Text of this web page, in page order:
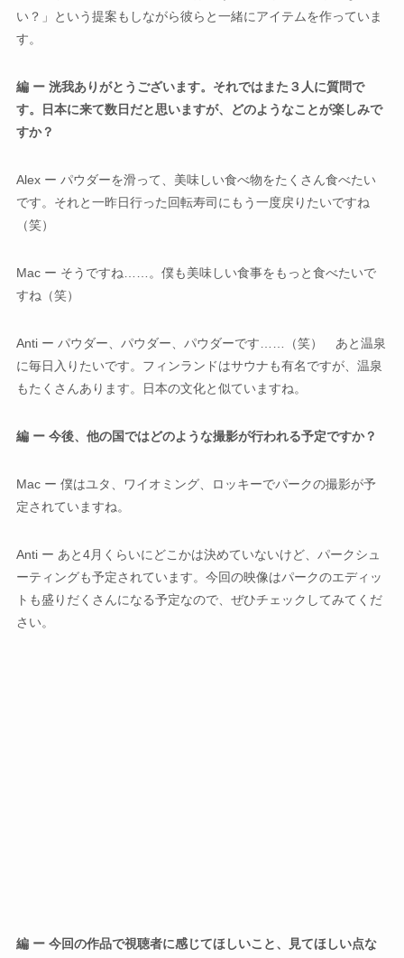
い？」という提案もしながら彼らと一緒にアイテムを作っていま
す。
編 ー 洸我ありがとうございます。それではまた３人に質問で
す。日本に来て数日だと思いますが、どのようなことが楽しみで
すか？
Alex ー パウダーを滑って、美味しい食べ物をたくさん食べたい
です。それと一昨日行った回転寿司にもう一度戻りたいですね
（笑）
Mac ー そうですね……。僕も美味しい食事をもっと食べたいで
すね（笑）
Anti ー パウダー、パウダー、パウダーです……（笑） あと温泉
に毎日入りたいです。フィンランドはサウナも有名ですが、温泉
もたくさんあります。日本の文化と似ていますね。
編 ー 今後、他の国ではどのような撮影が行われる予定ですか？
Mac ー 僕はユタ、ワイオミング、ロッキーでパークの撮影が予
定されていますね。
Anti ー あと4月くらいにどこかは決めていないけど、パークシュ
ーティングも予定されています。今回の映像はパークのエディッ
トも盛りだくさんになる予定なので、ぜひチェックしてみてくだ
さい。
編 ー 今回の作品で視聴者に感じてほしいこと、見てほしい点な